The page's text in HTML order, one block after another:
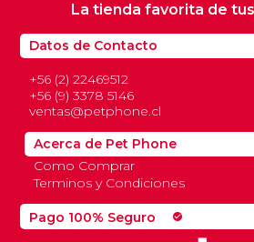
Pago 100% Seguro check_circle
Datos de Contacto
+56 (2) 22469512
+56 (9) 3378 5146
ventas@petphone.cl
La tienda favorita de
Acerca de Pet Phone
Como Comprar
Terminos y Condiciones